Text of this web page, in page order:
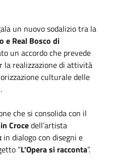
un nuovo sodalizio tra la
e Real Bosco di
un accordo che prevede
la realizzazione di attività
culturale delle
che si consolida con il
Crocedell’artista
in dialogo con disegni e
“L’Opera si racconta”.